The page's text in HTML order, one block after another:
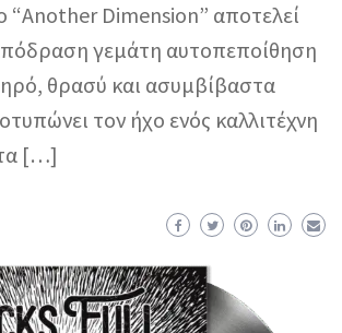
“Another Dimension” αποτελεί
γεμάτη αυτοπεποίθηση
θρασύ και ασυμβίβαστα
τον ήχο ενός καλλιτέχνη
[…]